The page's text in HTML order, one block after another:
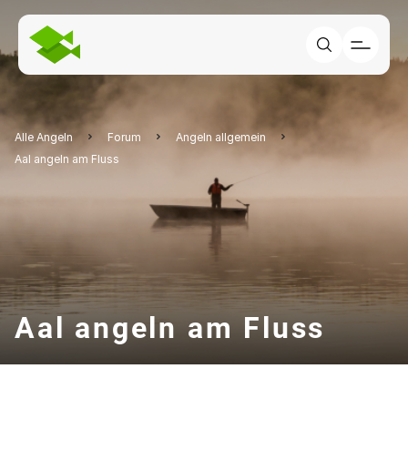
Alle Angeln Forum
Angeln allgemein
Aal angeln am Fluss
Aal angeln am Fluss